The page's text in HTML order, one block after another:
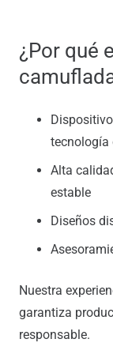
¿Por qué
tecnología
Alta
estable
Diseños
Nuestra
garantiza
responsable.